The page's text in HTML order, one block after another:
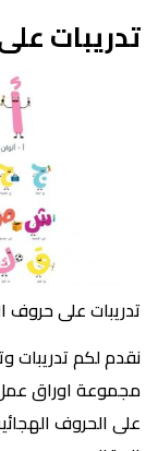
تدريبات
تدريبات على حروف
نقدم لكم تدريبات
مجموعة اوراق عمل
على الحروف